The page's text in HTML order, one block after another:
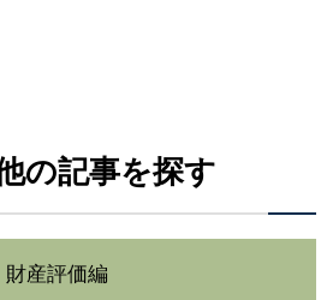
の記事を探す
財産評価編